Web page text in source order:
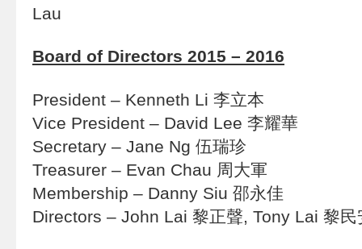
Lau
Board of Directors 2015 – 2016
President – Kenneth Li 李立本
Vice President – David Lee 李耀華
Secretary – Jane Ng 伍瑞珍
Treasurer – Evan Chau 周大軍
Membership – Danny Siu 邵永佳
Directors – John Lai 黎正聲, Tony Lai 黎民